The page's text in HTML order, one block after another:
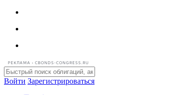
РЕКЛАМА • CBONDS-CONGRESS.RU